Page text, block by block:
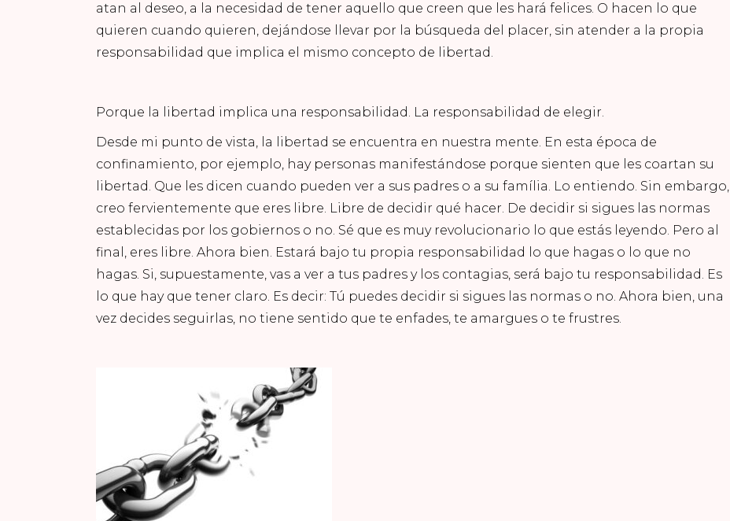
atan al deseo, a la necesidad de tener aquello que creen que les hará felices. O hacen lo que
quieren cuando quieren, dejándose llevar por la búsqueda del placer, sin atender a la propia
responsabilidad que implica el mismo concepto de libertad.
Porque la libertad implica una responsabilidad. La responsabilidad de elegir.
Desde mi punto de vista, la libertad se encuentra en nuestra mente. En esta época de
confinamiento, por ejemplo, hay personas manifestándose porque sienten que les coartan su
libertad. Que les dicen cuando pueden ver a sus padres o a su família. Lo entiendo. Sin embargo,
creo fervientemente que eres libre. Libre de decidir qué hacer. De decidir si sigues las normas
establecidas por los gobiernos o no. Sé que es muy revolucionario lo que estás leyendo. Pero al
final, eres libre. Ahora bien. Estará bajo tu propia responsabilidad lo que hagas o lo que no
hagas. Si, supuestamente, vas a ver a tus padres y los contagias, será bajo tu responsabilidad. Es
lo que hay que tener claro. Es decir: Tú puedes decidir si sigues las normas o no. Ahora bien, una
vez decides seguirlas, no tiene sentido que te enfades, te amargues o te frustres.